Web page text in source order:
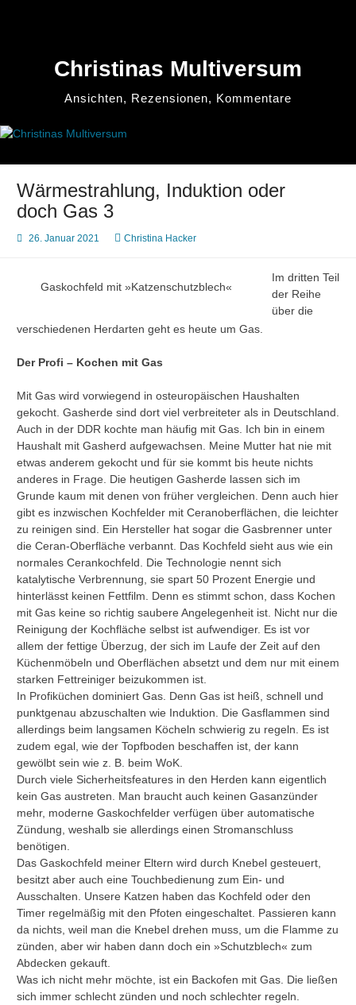
Christinas Multiversum
Ansichten, Rezensionen, Kommentare
Wärmestrahlung, Induktion oder
doch Gas 3
26. Januar 2021 Christina Hacker
Gaskochfeld mit »Katzenschutzblech«
Im dritten Teil
der Reihe
über die
verschiedenen Herdarten geht es heute um Gas.
Der Profi – Kochen mit Gas
Mit Gas wird vorwiegend in osteuropäischen Haushalten
gekocht. Gasherde sind dort viel verbreiteter als in Deutschland.
Auch in der DDR kochte man häufig mit Gas. Ich bin in einem
Haushalt mit Gasherd aufgewachsen. Meine Mutter hat nie mit
etwas anderem gekocht und für sie kommt bis heute nichts
anderes in Frage. Die heutigen Gasherde lassen sich im
Grunde kaum mit denen von früher vergleichen. Denn auch hier
gibt es inzwischen Kochfelder mit Ceranoberflächen, die leichter
zu reinigen sind. Ein Hersteller hat sogar die Gasbrenner unter
die Ceran-Oberfläche verbannt. Das Kochfeld sieht aus wie ein
normales Cerankochfeld. Die Technologie nennt sich
katalytische Verbrennung, sie spart 50 Prozent Energie und
hinterlässt keinen Fettfilm. Denn es stimmt schon, dass Kochen
mit Gas keine so richtig saubere Angelegenheit ist. Nicht nur die
Reinigung der Kochfläche selbst ist aufwendiger. Es ist vor
allem der fettige Überzug, der sich im Laufe der Zeit auf den
Küchenmöbeln und Oberflächen absetzt und dem nur mit einem
starken Fettreiniger beizukommen ist.
In Profiküchen dominiert Gas. Denn Gas ist heiß, schnell und
punktgenau abzuschalten wie Induktion. Die Gasflammen sind
allerdings beim langsamen Köcheln schwierig zu regeln. Es ist
zudem egal, wie der Topfboden beschaffen ist, der kann
gewölbt sein wie z. B. beim WoK.
Durch viele Sicherheitsfeatures in den Herden kann eigentlich
kein Gas austreten. Man braucht auch keinen Gasanzünder
mehr, moderne Gaskochfelder verfügen über automatische
Zündung, weshalb sie allerdings einen Stromanschluss
benötigen.
Das Gaskochfeld meiner Eltern wird durch Knebel gesteuert,
besitzt aber auch eine Touchbedienung zum Ein- und
Ausschalten. Unsere Katzen haben das Kochfeld oder den
Timer regelmäßig mit den Pfoten eingeschaltet. Passieren kann
da nichts, weil man die Knebel drehen muss, um die Flamme zu
zünden, aber wir haben dann doch ein »Schutzblech« zum
Abdecken gekauft.
Was ich nicht mehr möchte, ist ein Backofen mit Gas. Die ließen
sich immer schlecht zünden und noch schlechter regeln.